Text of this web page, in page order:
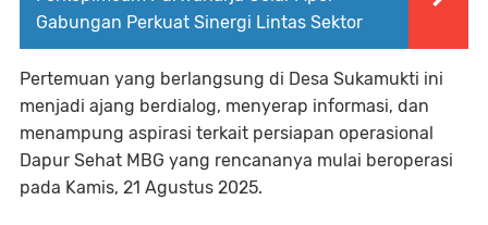
Gabungan Perkuat Sinergi Lintas Sektor
Pertemuan yang berlangsung di Desa Sukamukti ini
menjadi ajang berdialog, menyerap informasi, dan
menampung aspirasi terkait persiapan operasional
Dapur Sehat MBG yang rencananya mulai beroperasi
pada Kamis, 21 Agustus 2025.